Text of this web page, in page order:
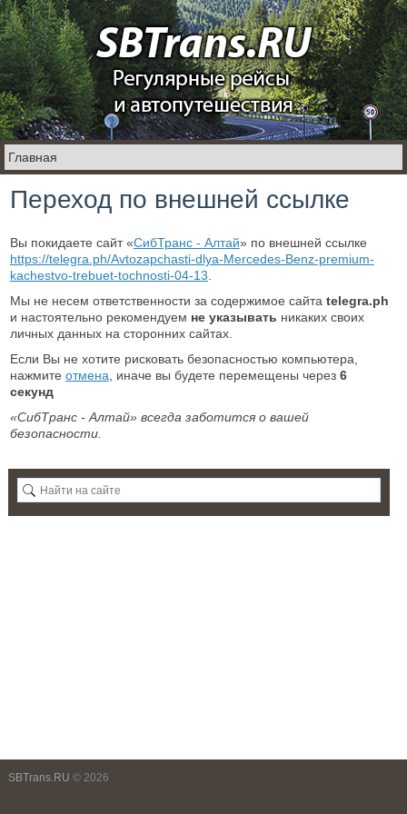
Переход по внешней ссылке
Вы покидаете сайт «СибТранс - Алтай» по внешней ссылке
https://telegra.ph/Avtozapchasti-dlya-Mercedes-Benz-premium-
kachestvo-trebuet-tochnosti-04-13
Мы не несем ответственности за содержимое сайта telegra.ph
и настоятельно рекомендуем не указывать никаких своих
личных данных на сторонних сайтах.
Если Вы не хотите рисковать безопасностью компьютера,
нажмите отмена , иначе вы будете перемещены через 6
секунд
«СибТранс - Алтай» всегда заботится о вашей
безопасности.
SBTrans.RU © 2026